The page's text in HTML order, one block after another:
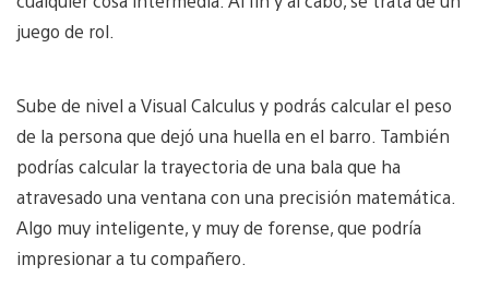
juego de rol.
Sube de nivel a Visual Calculus y podrás calcular el peso
de la persona que dejó una huella en el barro. También
podrías calcular la trayectoria de una bala que ha
atravesado una ventana con una precisión matemática.
Algo muy inteligente, y muy de forense, que podría
impresionar a tu compañero.